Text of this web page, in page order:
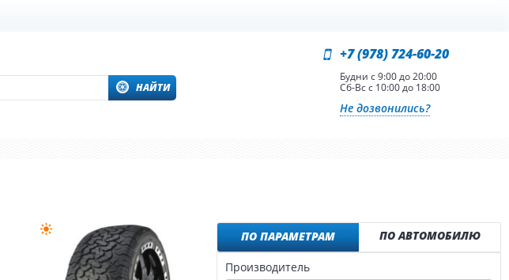
НАЙТИ
+7 (978) 724-60-20
Будни с 9:00 до 20:00
Сб-Вс с 10:00 до 18:00
Не дозвонились?
ПО ПАРАМЕТРАМ ПО АВТОМОБИЛЮ
Производитель